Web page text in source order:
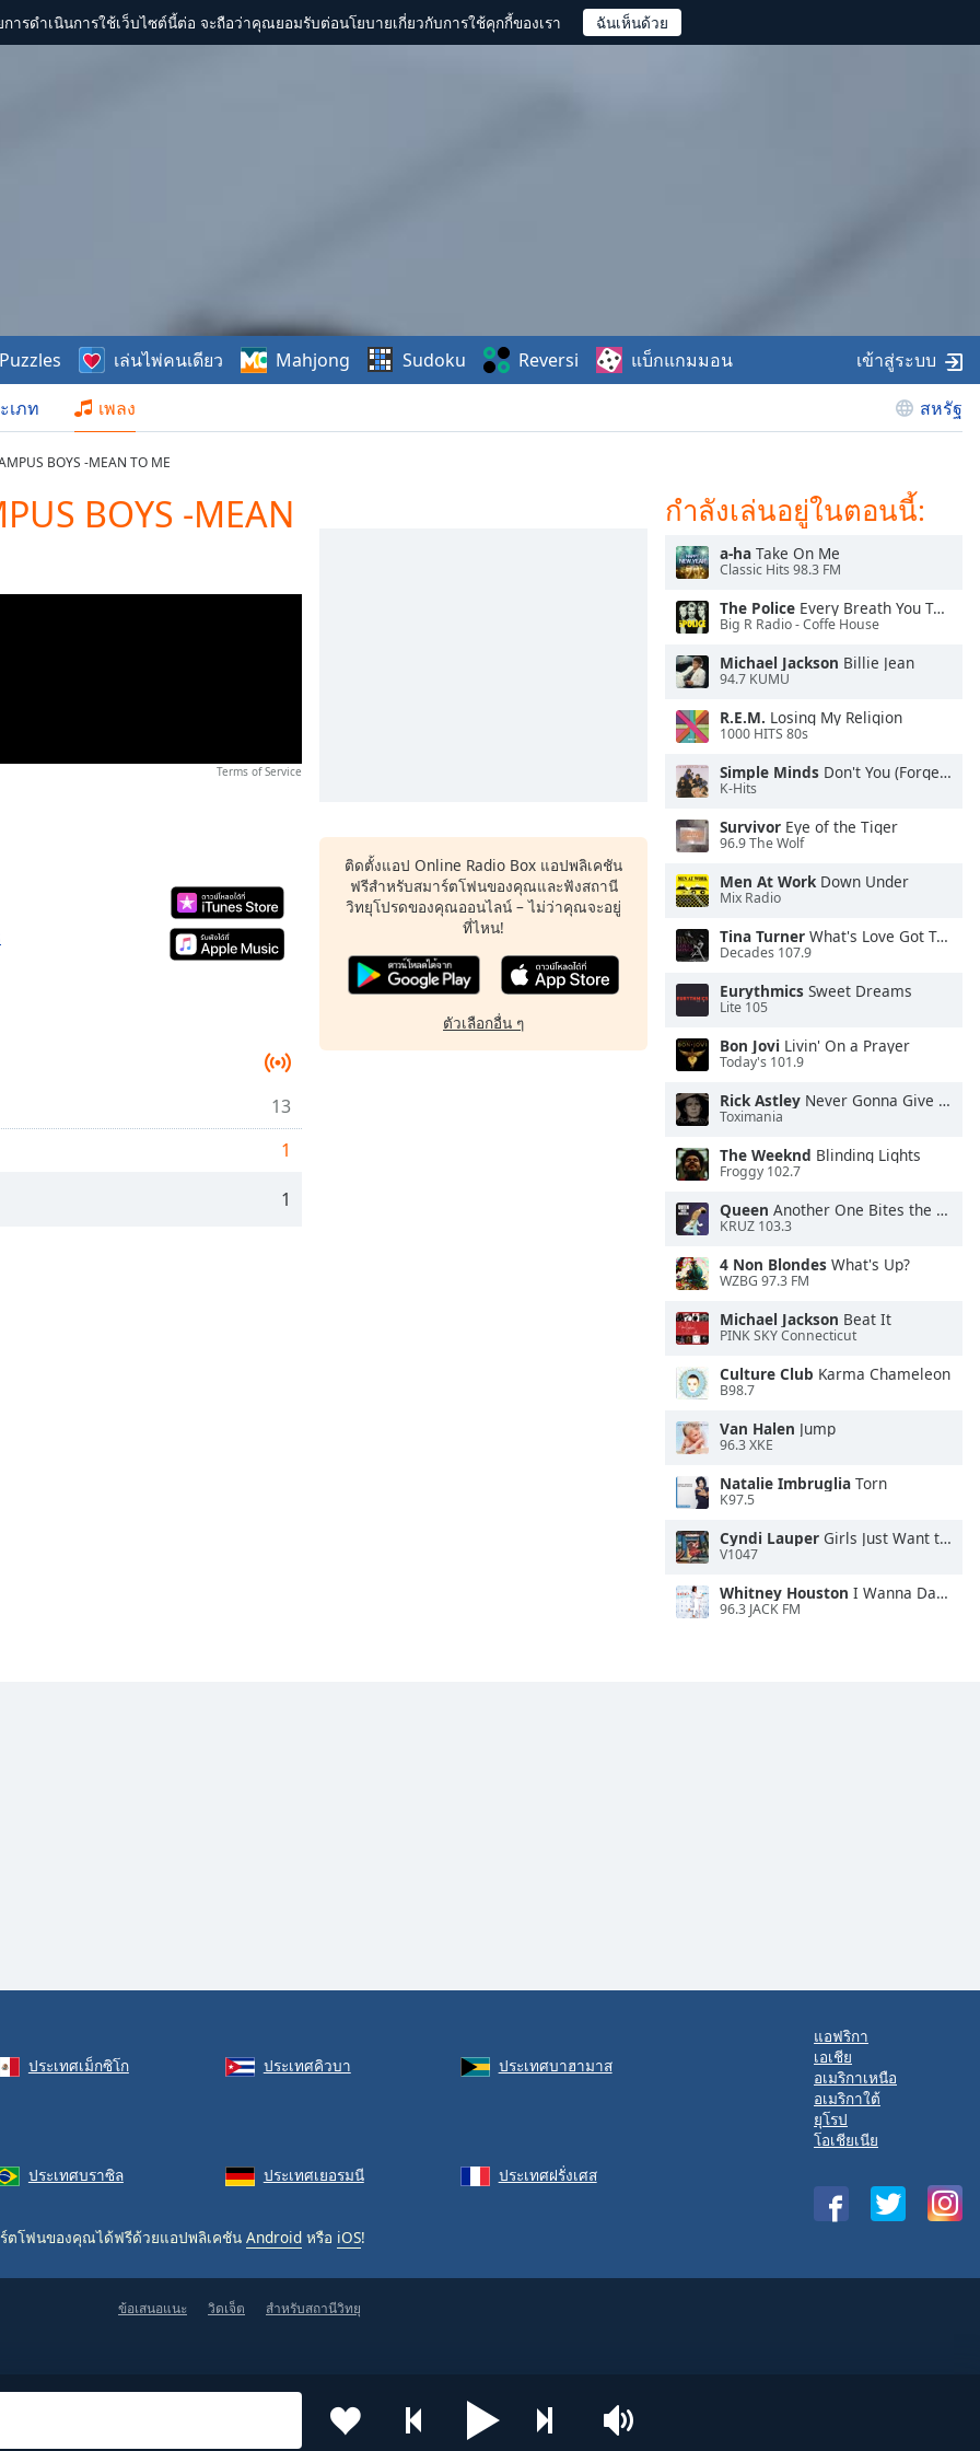
การดำเนินการใช้เว็บไซต์นี้ต่อ จะถือว่าคุณยอมรับต่อนโยบายเกี่ยวกับการใช้คุกกี้ของเรา
เภท เพลง สหรัฐ
Puzzles เล่นไพ่คนเดียว Mahjong Sudoku Reversi แบ็กแกมมอน เข้าสู่ระบบ
BOYS -MEAN TO ME
BOYS -MEAN
Terms of Service
13
1
1
ติดตั้งแอป Online Radio Box แอปพลิเคชัน
ฟรีสำหรับสมาร์ตโฟนของคุณและฟังสถานี
วิทยุโปรดของคุณออนไลน์ – ไม่ว่าคุณจะอยู่
ที่ไหน!
ตัวเลือกอื่น ๆ
กำลังเล่นอยู่ในตอนนี้:
a-ha Take On Me
Classic Hits 98.3 FM
The Police Every Breath You Take
Big R Radio - Coffe House
Michael Jackson Billie Jean
94.7 KUMU
R.E.M. Losing My Religion
1000 HITS 80s
Simple Minds Don't You (Forget About Me)
K-Hits
Survivor Eye of the Tiger
96.9 The Wolf
Men At WorkDown Under
Mix Radio
Tina Turner What's Love Got To Do With It
Decades 107.9
Eurythmics Sweet Dreams
Lite 105
Bon Jovi Livin' On a Prayer
Today's 101.9
Rick Astley Never Gonna Give You Up
Toximania
The Weeknd Blinding Lights
Froggy 102.7
Queen Another One Bites the Dust
KRUZ 103.3
4 Non Blondes What's Up?
WZBG 97.3 FM
Michael Jackson Beat It
PINK SKY Connecticut
Culture Club Karma Chameleon
B98.7
Van Halen Jump
96.3 XKE
Natalie Imbruglia Torn
K97.5
Cyndi Lauper Girls Just Want to Have Fun
V1047
Whitney Houston I Wanna Dance With Somebody
96.3 JACK FM
ประเทศเม็กซิโก ประเทศคิวบา
ประเทศบาฮามาส
ประเทศบราซิล ประเทศเยอรมนี ประเทศฝรั่งเศส
ตโฟนของคุณได้ฟรีด้วยแอปพลิเคชัน Android หรือ iOS!
แอฟริกา
เอเชีย
อเมริกาเหนือ
อเมริกาใต้
ยุโรป
โอเชียเนีย
ข้อเสนอแนะ วิดเจ็ต สำหรับสถานีวิทยุ